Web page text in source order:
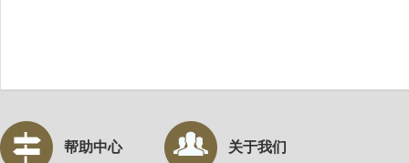
帮助中心 关于我们